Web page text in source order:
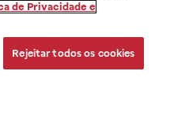
de Privacidade e
Rejeitar todos os cookies